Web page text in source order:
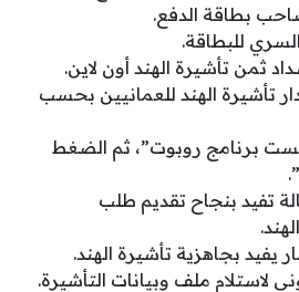
بطاقة الدفع.
للبطاقة.
ثمن تأشيرة الهند أون لاين.
تأشيرة الهند للعمانيين بحسب
برنامج روبوت”، ثم الضغط
تفيد بنجاح تقديم طلب
بجاهزية تأشيرة الهند.
لاستلام ملف وبيانات التأشيرة.